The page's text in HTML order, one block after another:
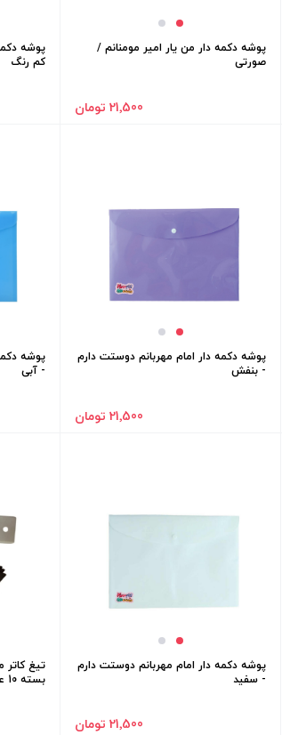
پوشه دکمه دار من یار امیر مومنانم /
صورتی
21٬500 تومان
پوشه
کم رنگ
پوشه دکمه دار امام مهربانم دوستت دارم
- بنفش
21٬500 تومان
پوشه
- آبی
پوشه دکمه دار امام مهربانم دوستت دارم
- سفید
21٬500 تومان
بسته 10 عددی